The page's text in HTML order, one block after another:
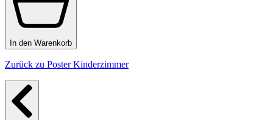
In den Warenkorb
Zurück zu Poster Kinderzimmer